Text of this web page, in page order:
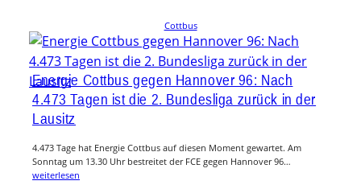
Cottbus
Energie Cottbus gegen Hannover 96: Nach
4.473 Tagen ist die 2. Bundesliga zurück in der
Lausitz
4.473 Tage hat Energie Cottbus auf diesen Moment gewartet. Am
Sonntag um 13.30 Uhr bestreitet der FCE gegen Hannover 96…
weiterlesen